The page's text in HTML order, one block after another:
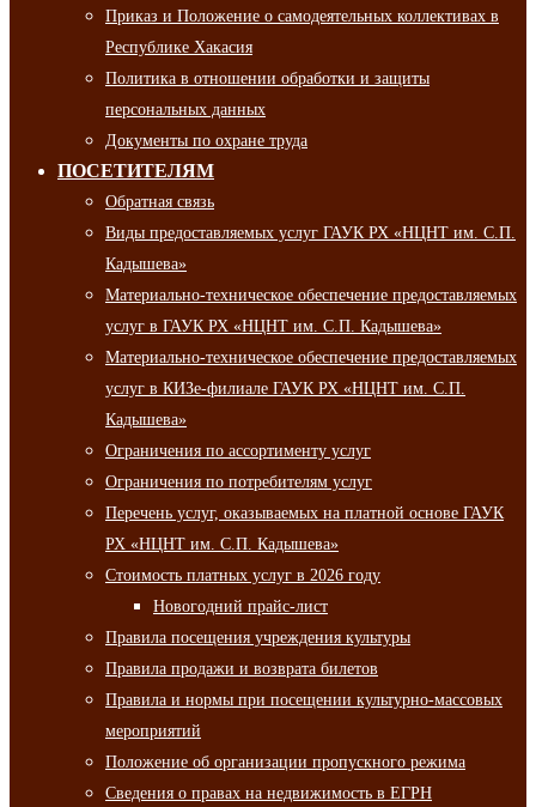
Приказ и Положение о самодеятельных коллективах в
Республике Хакасия
Политика в отношении обработки и защиты
персональных данных
Документы по охране труда
ПОСЕТИТЕЛЯМ
Обратная связь
Виды предоставляемых услуг ГАУК РХ «НЦНТ им. С.П.
Кадышева»
Материально-техническое обеспечение предоставляемых
услуг в ГАУК РХ «НЦНТ им. С.П. Кадышева»
Материально-техническое обеспечение предоставляемых
услуг в КИЗе-филиале ГАУК РХ «НЦНТ им. С.П.
Кадышева»
Ограничения по ассортименту услуг
Ограничения по потребителям услуг
Перечень услуг, оказываемых на платной основе ГАУК
РХ «НЦНТ им. С.П. Кадышева»
Стоимость платных услуг в 2026 году
Новогодний прайс-лист
Правила посещения учреждения культуры
Правила продажи и возврата билетов
Правила и нормы при посещении культурно-массовых
мероприятий
Положение об организации пропускного режима
Сведения о правах на недвижимость в ЕГРН